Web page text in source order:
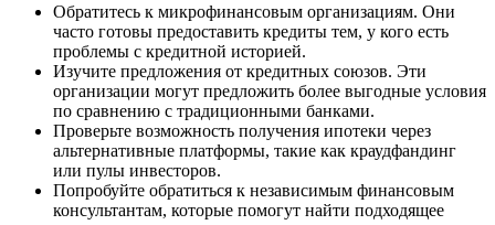
Обратитесь к микрофинансовым организациям. Они
часто готовы предоставить кредиты тем, у кого есть
проблемы с кредитной историей.
Изучите предложения от кредитных союзов. Эти
организации могут предложить более выгодные условия
по сравнению с традиционными банками.
Проверьте возможность получения ипотеки через
альтернативные платформы, такие как краудфандинг
или пулы инвесторов.
Попробуйте обратиться к независимым финансовым
консультантам, которые помогут найти подходящее